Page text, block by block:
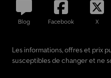
Blog Facebook X
Les informations, offres et prix
susceptibles de changer et ne